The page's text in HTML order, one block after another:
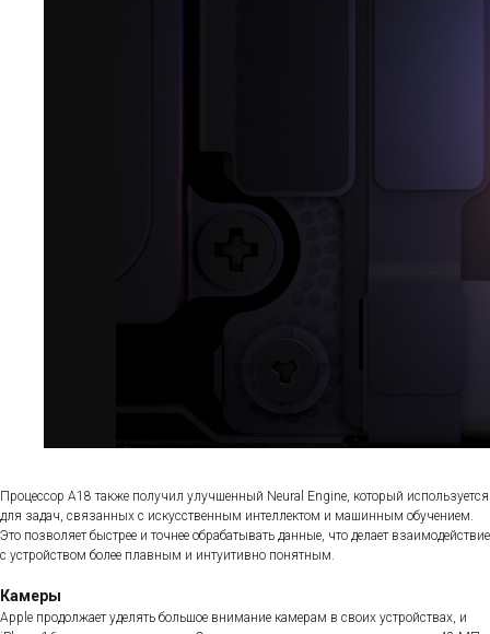
Процессор A18 также получил улучшенный Neural Engine, который используется
для задач, связанных с искусственным интеллектом и машинным обучением.
Это позволяет быстрее и точнее обрабатывать данные, что делает взаимодействие
с устройством более плавным и интуитивно понятным.
Камеры
Apple продолжает уделять большое внимание камерам в своих устройствах, и